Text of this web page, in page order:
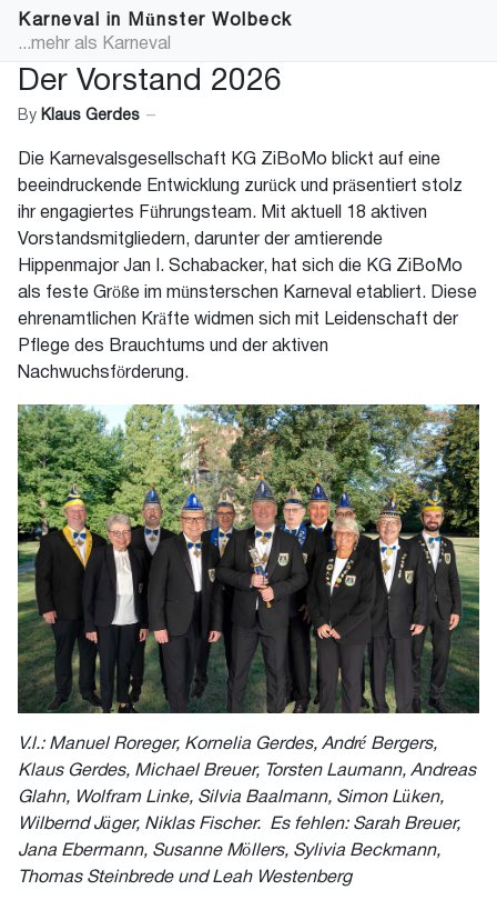
Karneval in Münster Wolbeck
...mehr als Karneval
Der Vorstand 2026
By Klaus Gerdes
Die Karnevalsgesellschaft KG ZiBoMo blickt auf eine
beeindruckende Entwicklung zurück und präsentiert stolz
ihr engagiertes Führungsteam. Mit aktuell 18 aktiven
Vorstandsmitgliedern, darunter der amtierende
Hippenmajor Jan I. Schabacker, hat sich die KG ZiBoMo
als feste Größe im münsterschen Karneval etabliert. Diese
ehrenamtlichen Kräfte widmen sich mit Leidenschaft der
Pflege des Brauchtums und der aktiven
Nachwuchsförderung.
V.l.: Manuel Roreger, Kornelia Gerdes, André Bergers,
Klaus Gerdes, Michael Breuer, Torsten Laumann, Andreas
Glahn, Wolfram Linke, Silvia Baalmann, Simon Lüken,
Wilbernd Jäger, Niklas Fischer. Es fehlen: Sarah Breuer,
Jana Ebermann, Susanne Möllers, Sylivia Beckmann,
Thomas Steinbrede und Leah Westenberg